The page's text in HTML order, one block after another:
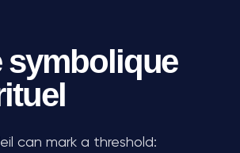
symbolique
can mark a threshold: